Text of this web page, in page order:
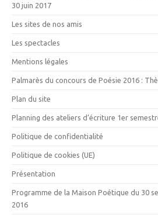
30 juin 2017
Les sites de nos amis
Les spectacles
Mentions légales
Palmarès du concours de Poésie 2016 :
Plan du site
Planning des ateliers d’écriture 1er
Politique de confidentialité
Politique de cookies (UE)
Présentation
Programme de la Maison Poétique du 30
2016